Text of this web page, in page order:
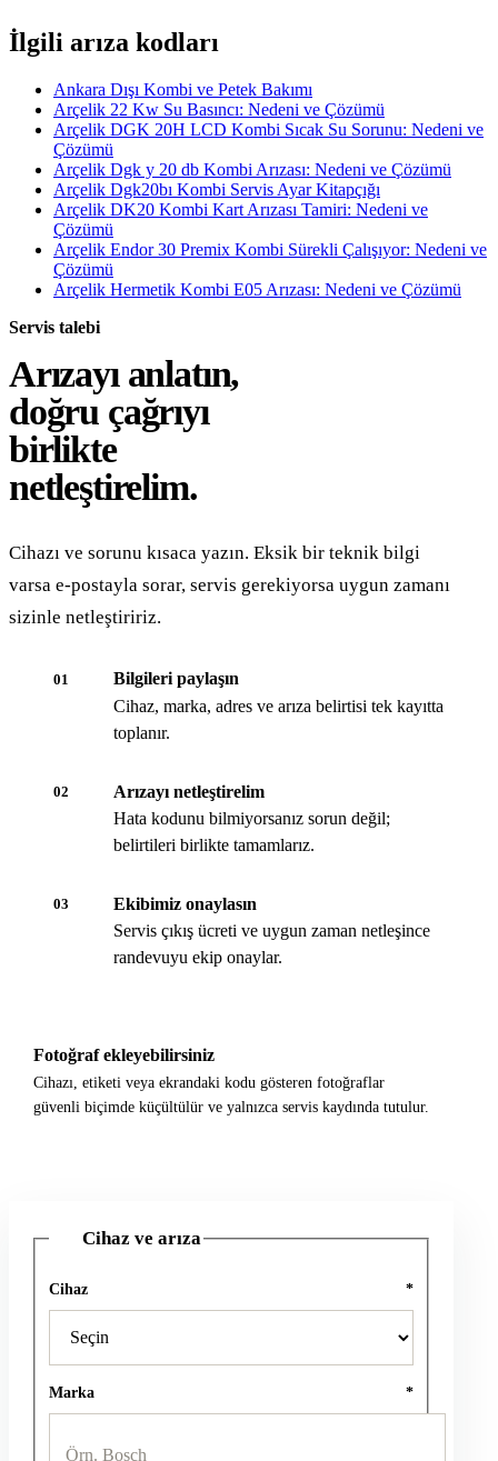
İlgili arıza kodları
Ankara Dışı Kombi ve Petek Bakımı
Arçelik 22 Kw Su Basıncı: Nedeni ve Çözümü
Arçelik DGK 20H LCD Kombi Sıcak Su Sorunu: Nedeni ve
Çözümü
Arçelik Dgk y 20 db Kombi Arızası: Nedeni ve Çözümü
Arçelik Dgk20bı Kombi Servis Ayar Kitapçığı
Arçelik DK20 Kombi Kart Arızası Tamiri: Nedeni ve
Çözümü
Arçelik Endor 30 Premix Kombi Sürekli Çalışıyor: Nedeni ve
Çözümü
Arçelik Hermetik Kombi E05 Arızası: Nedeni ve Çözümü
Servis talebi
Arızayı anlatın,
doğru çağrıyı
birlikte
netleştirelim.
Cihazı ve sorunu kısaca yazın. Eksik bir teknik bilgi
varsa e-postayla sorar, servis gerekiyorsa uygun zamanı
sizinle netleştiririz.
01
Bilgileri paylaşın
Cihaz, marka, adres ve arıza belirtisi tek kayıtta
toplanır.
02
Arızayı netleştirelim
Hata kodunu bilmiyorsanız sorun değil;
belirtileri birlikte tamamlarız.
03
Ekibimiz onaylasın
Servis çıkış ücreti ve uygun zaman netleşince
randevuyu ekip onaylar.
Fotoğraf ekleyebilirsiniz
Cihazı, etiketi veya ekrandaki kodu gösteren fotoğraflar
güvenli biçimde küçültülür ve yalnızca servis kaydında tutulur.
Cihaz ve arıza
Cihaz *
Marka *